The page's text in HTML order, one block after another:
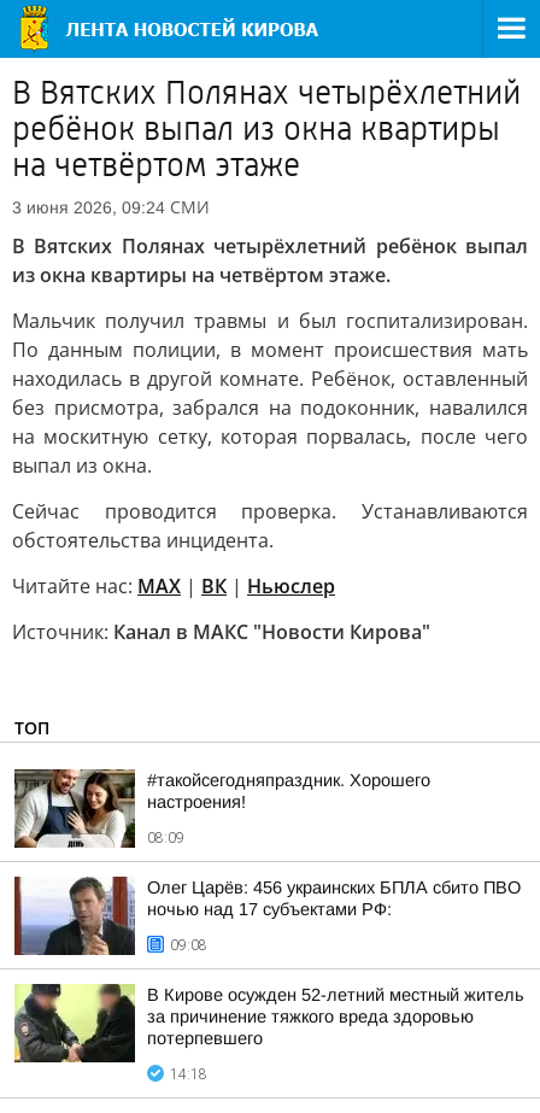
В Вятских Полянах четырёхлетний
ребёнок выпал из окна квартиры
на четвёртом этаже
3 июня 2026, 09:24 СМИ
В Вятских Полянах четырёхлетний ребёнок выпал
из окна квартиры на четвёртом этаже.
Мальчик получил травмы и был госпитализирован.
По данным полиции, в момент происшествия мать
находилась в другой комнате. Ребёнок, оставленный
без присмотра, забрался на подоконник, навалился
на москитную сетку, которая порвалась, после чего
выпал из окна.
Сейчас проводится проверка. Устанавливаются
обстоятельства инцидента.
Читайте нас: MAX | ВК | Ньюслер
Источник: Канал в МАКС "Новости Кирова"
ТОП
#такойсегодняпраздник. Хорошего
настроения!
08:09
Олег Царёв: 456 украинских БПЛА сбито ПВО
ночью над 17 субъектами РФ:
09:08
В Кирове осужден 52-летний местный житель
за причинение тяжкого вреда здоровью
потерпевшего
14:18